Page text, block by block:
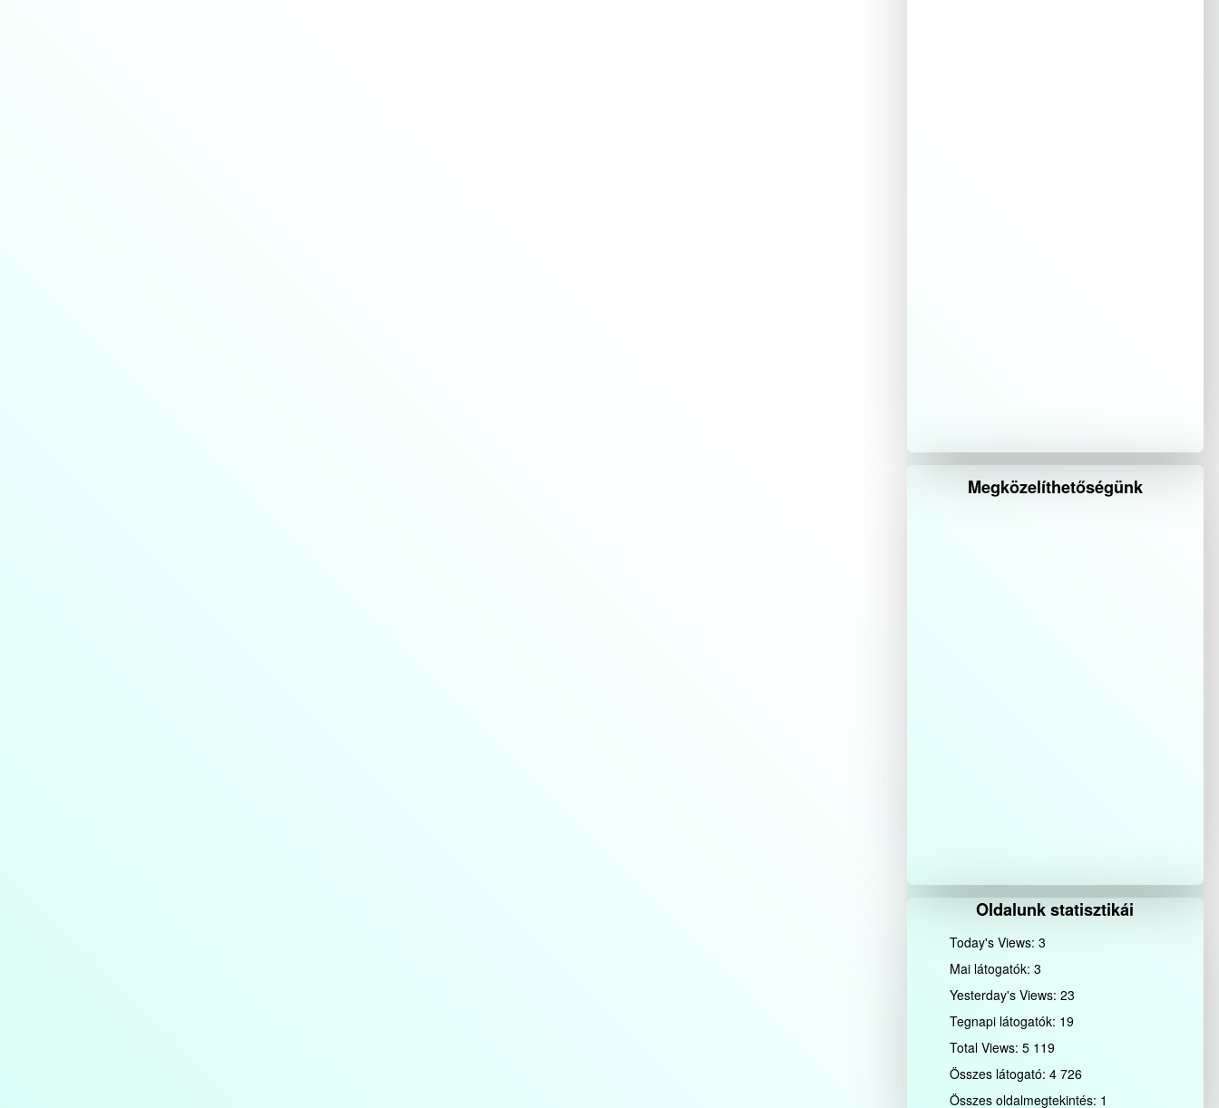
Megközelíthetőségünk
Oldalunk statisztikái
Today's Views:3
Mai látogatók:3
Yesterday's Views:23
Tegnapi látogatók: 19
Total Views:5 119
Összes látogató:4 726
Összes oldalmegtekintés: 1